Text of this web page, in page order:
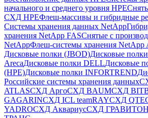
начального и среднего уровня HPE
СХД HPEФлеш-массивы и гибридные
Cистемы хранения данных NetApp
хранения NetApp FASСнятые с
NetAppФлеш-системы хранения NetApp
Дисковые полки (JBOD)Дисковые
ArecaДисковые полки DELLДисковые
(HPE)Дисковые полки INFORTREND
Российские системы хранения данных
ATLASСХД AргоСХД BAUMСХД
GAGARINСХД ICL teamRAYСХД
YADROСХД АквариусСХД ГРАВИТОН